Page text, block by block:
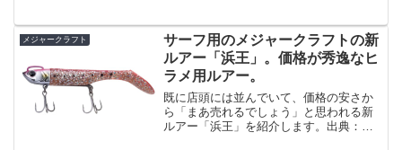
すが・・・夕マズメ時間から行き、日が
落ちて常夜灯が点くのを見計...
メジャークラフト
サーフ用のメジャークラフトの新
ルアー「浜王」。価格が秀逸なヒ
ラメ用ルアー。
既に店頭には並んでいて、価格の安さか
ら「まあ売れるでしょう」と思われる新
ルアー「浜王」を紹介します。出典：メ